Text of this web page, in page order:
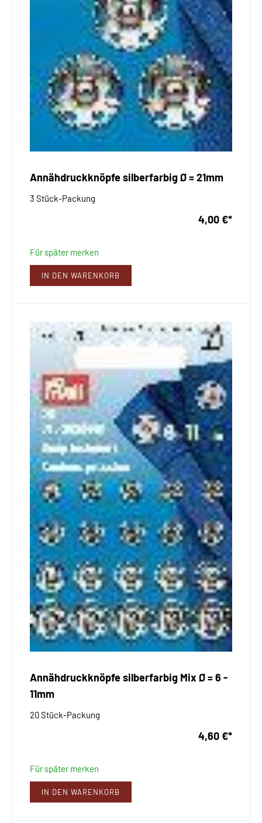
Annähdruckknöpfe silberfarbig Ø = 21mm
3 Stück-Packung
4,00 €*
Für später merken
IN DEN WARENKORB
Annähdruckknöpfe silberfarbig Mix Ø = 6 -
11mm
20 Stück-Packung
4,60 €*
Für später merken
IN DEN WARENKORB